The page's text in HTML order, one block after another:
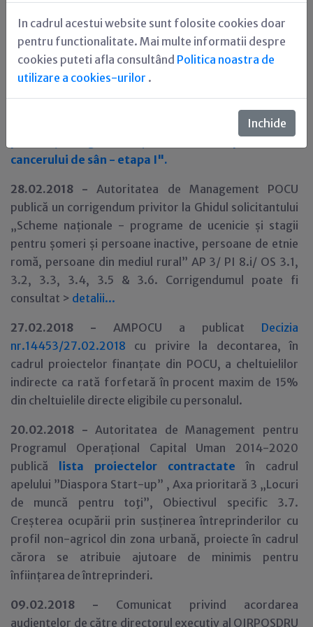
In cadrul acestui website sunt folosite cookies doar
pentru functionalitate. Mai multe informatii despre
cookies puteti afla consultând Politica noastra de
utilizare a cookies-urilor .
Inchide
orientate către prevenție, depistare precoce
(screening), diagnostic și tratament precoce
derularea programelor de prevenție, depistare
cancerului de sân - etapa I".
28.02.2018 -Autoritatea de Management POCU
publică un corrigendum privitor la Ghidul solicitantului
„Scheme naționale - programe de ucenicie și stagii
pentru șomeri și persoane inactive, persoane de etnie
romă, persoane din mediul rural” AP 3/ PI 8.i/ OS 3.1,
3.2, 3.3, 3.4, 3.5 & 3.6. Corrigendumul poate fi
consultat > detalii...
27.02.2018 - AMPOCU a publicat Decizia
nr.14453/27.02.2018 cu privire la decontarea, în
cadrul proiectelor finanțate din POCU, a cheltuielilor
indirecte ca rată forfetară în procent maxim de 15%
din cheltuielile directe eligibile cu personalul.
20.02.2018 -Autoritatea de Management pentru
Programul Operațional Capital Uman 2014-2020
publică
lista proiectelor contractate în cadrul
apelului ”Diaspora Start-up” , Axa prioritară 3 „Locuri
de muncă pentru toţi”, Obiectivul specific 3.7.
Creșterea ocupării prin susținerea întreprinderilor cu
profil non-agricol din zona urbană, proiecte în cadrul
cărora se atribuie ajutoare de minimis pentru
înființarea de întreprinderi.
09.02.2018 - Comunicat privind acordarea
audienţelor de către directorul executiv al OIRPOSDRU